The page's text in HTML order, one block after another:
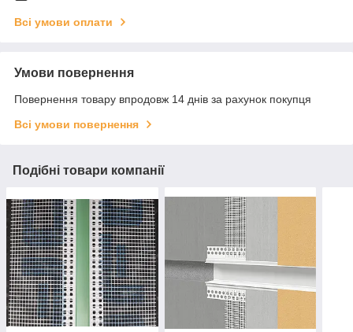
Всі умови оплати
Умови повернення
Повернення товару впродовж 14 днів за рахунок покупця
Всі умови повернення
Подібні товари компанії